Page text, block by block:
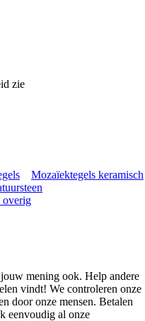
zie
Mozaïektegels keramisch
overig
mening ook. Help andere
vindt! We controleren onze
door onze mensen. Betalen
eenvoudig al onze